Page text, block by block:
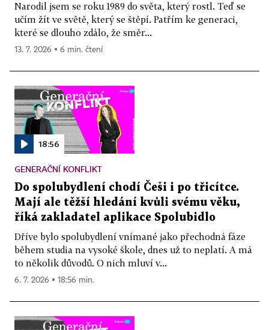
Narodil jsem se roku 1989 do světa, který rostl. Teď se
učím žít ve světě, který se štěpí. Patřím ke generaci,
které se dlouho zdálo, že směr...
13. 7. 2026 ▪ 6 min. čtení
18:56
GENERAČNÍ KONFLIKT
Do spolubydlení chodí Češi i po třicítce.
Mají ale těžší hledání kvůli svému věku,
říká zakladatel aplikace Spolubidlo
Dříve bylo spolubydlení vnímané jako přechodná fáze
během studia na vysoké škole, dnes už to neplatí. A má
to několik důvodů. O nich mluví v...
6. 7. 2026 ▪ 18:56 min.